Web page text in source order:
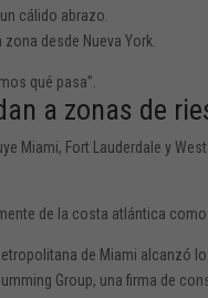
cálido abrazo.
desde Nueva York.
qué pasa”.
a zonas de
Miami, Fort Lauderdale y
de la costa atlántica
de Miami alcanzó
Group, una firma de